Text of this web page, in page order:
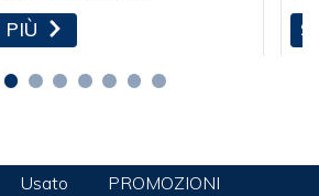
PIÙ
Usato
PROMOZIONI